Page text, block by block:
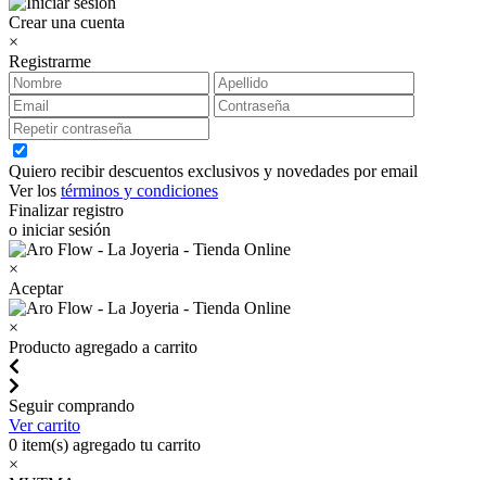
Crear una cuenta
×
Registrarme
Quiero recibir descuentos exclusivos y novedades por email
Ver los términos y condiciones
Finalizar registro
o iniciar sesión
×
Aceptar
×
Producto agregado a carrito
Seguir comprando
Ver carrito
0 item(s) agregado tu carrito
×